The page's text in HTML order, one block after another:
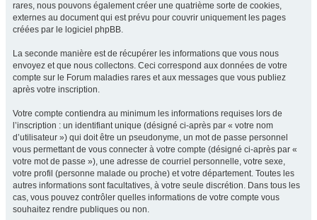
rares, nous pouvons également créer une quatrième sorte de cookies,
externes au document qui est prévu pour couvrir uniquement les pages
créées par le logiciel phpBB.
La seconde manière est de récupérer les informations que vous nous
envoyez et que nous collectons. Ceci correspond aux données de votre
compte sur le Forum maladies rares et aux messages que vous publiez
après votre inscription.
Votre compte contiendra au minimum les informations requises lors de
l’inscription : un identifiant unique (désigné ci-après par « votre nom
d’utilisateur ») qui doit être un pseudonyme, un mot de passe personnel
vous permettant de vous connecter à votre compte (désigné ci-après par «
votre mot de passe »), une adresse de courriel personnelle, votre sexe,
votre profil (personne malade ou proche) et votre département. Toutes les
autres informations sont facultatives, à votre seule discrétion. Dans tous les
cas, vous pouvez contrôler quelles informations de votre compte vous
souhaitez rendre publiques ou non.